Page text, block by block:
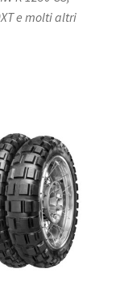
e molti altri